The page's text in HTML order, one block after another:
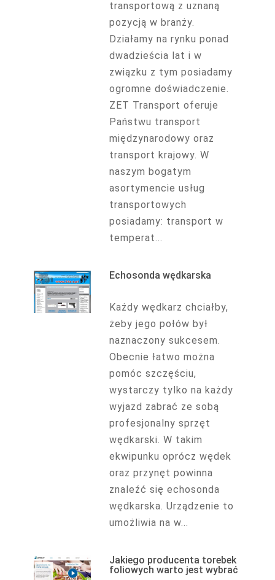
transportową z uznaną
pozycją w branży.
Działamy na rynku ponad
dwadzieścia lat i w
związku z tym posiadamy
ogromne doświadczenie.
ZET Transport oferuje
Państwu transport
międzynarodowy oraz
transport krajowy. W
naszym bogatym
asortymencie usług
transportowych
posiadamy: transport w
temperat...
Echosonda wędkarska
Każdy wędkarz chciałby,
żeby jego połów był
naznaczony sukcesem.
Obecnie łatwo można
pomóc szczęściu,
wystarczy tylko na każdy
wyjazd zabrać ze sobą
profesjonalny sprzęt
wędkarski. W takim
ekwipunku oprócz wędek
oraz przynęt powinna
znaleźć się echosonda
wędkarska. Urządzenie to
umożliwia na w...
Jakiego producenta torebek
foliowych warto jest wybrać